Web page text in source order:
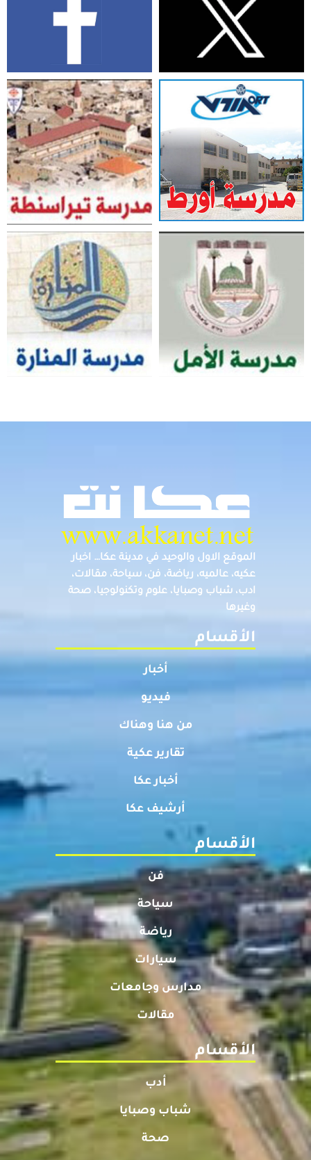
الموقع الاول والوحيد في مدينة عكا… اخبار
عكيه، عالميه، رياضة، فن، سياحة، مقالات،
ادب، شباب وصبايا، علوم وتكنولوجيا، صحة
وغيرها
الأقسام
أخبار
فيديو
من هنا وهناك
تقارير عكية
أخبار عكا
أرشيف عكا
الأقسام
فن
سياحة
رياضة
سيارات
مدارس وجامعات
مقالات
الأقسام
أدب
شباب وصبايا
صحة